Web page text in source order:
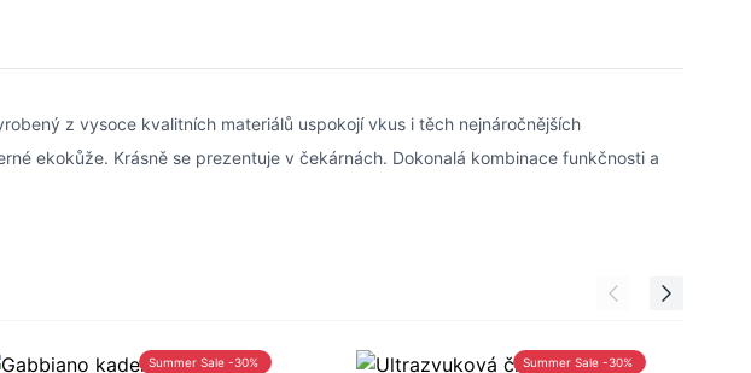
z vysoce kvalitních materiálů uspokojí vkus i těch nejnáročnějších
ekokůže. Krásně se prezentuje v čekárnách. Dokonalá kombinace funkčnosti a
Summer Sale -30% Summer Sale -30%